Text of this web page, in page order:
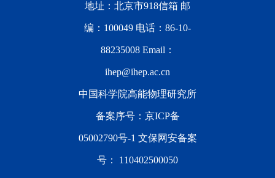
地址：北京市918信箱 邮
编：100049 电话：86-10-
88235008 Email：
ihep@ihep.ac.cn
中国科学院高能物理研究所
备案序号： 京ICP备
05002790号-1 文保网安备案
号： 110402500050